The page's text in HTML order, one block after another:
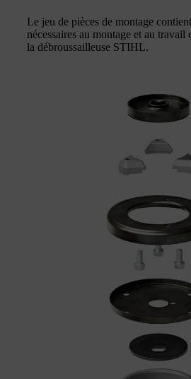
Le jeu de pièces de montage
nécessaires au montage et au travail
la débroussailleuse STIHL.